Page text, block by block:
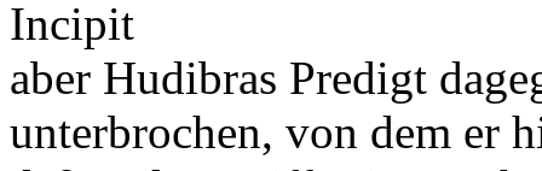
Incipit
aber Hudibras Predigt
unterbrochen, von dem er